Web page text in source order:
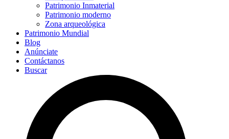
Patrimonio Inmaterial
Patrimonio moderno
Zona arqueológica
Patrimonio Mundial
Blog
Anúnciate
Contáctanos
Buscar